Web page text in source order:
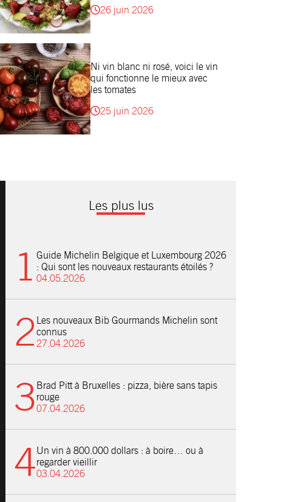
26 juin 2026
Ni vin blanc ni rosé, voici le vin
qui fonctionne le mieux avec
les tomates
25 juin 2026
Les plus lus
Guide Michelin Belgique et Luxembourg 2026
: Qui sont les nouveaux restaurants étoilés ?
04.05.2026
Les nouveaux Bib Gourmands Michelin sont
connus
27.04.2026
Brad Pitt à Bruxelles : pizza, bière sans tapis
rouge
07.04.2026
Un vin à 800.000 dollars : à boire… ou à
regarder vieillir
03.04.2026